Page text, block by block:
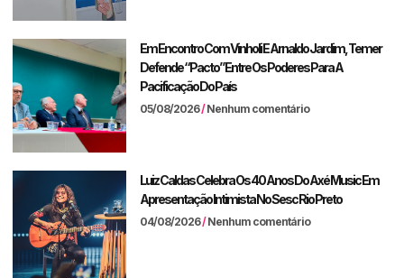
Em Encontro Com Vinholi E Arnaldo Jardim, Temer
Defende “pacto” Entre Os Poderes Para A
Pacificação Do País
05/08/2026 Nenhum comentário
Luiz Caldas Celebra Os 40 Anos Do Axé Music Em
Apresentação Intimista No Sesc Rio Preto
04/08/2026 Nenhum comentário